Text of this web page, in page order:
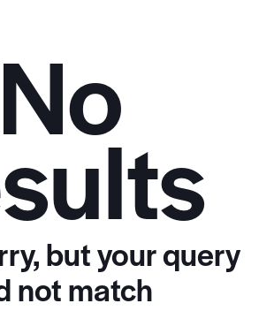
No
but your query
not match